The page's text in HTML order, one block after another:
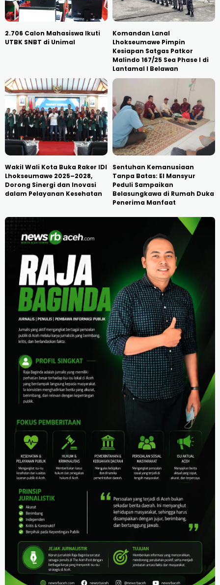
2.706 Calon Mahasiswa Ikuti
UTBK SNBT di Unimal
Komandan Lanal
Lhokseumawe Pimpin
Kesiapan Satgas Patkor
Malindo 167/25 Sea Phase I di
Lantamal I Belawan
Wakil Wali Kota Buka Raker IDI
Lhokseumawe 2025–2028,
Dorong Sinergi dan Inovasi
dalam Pelayanan Kesehatan
Sentuhan Kemanusiaan
Tanpa Batas: El Mansyur
Peduli Sampaikan
Belasungkawa di Rumah Duka
Penerima Manfaat